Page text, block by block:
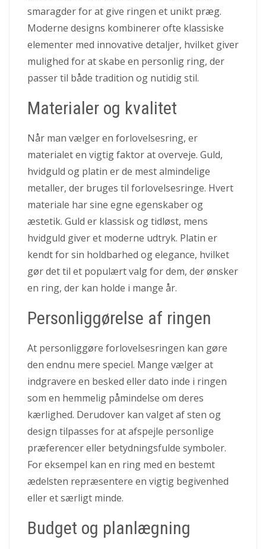
smaragder for at give ringen et unikt præg.
Moderne designs kombinerer ofte klassiske
elementer med innovative detaljer, hvilket giver
mulighed for at skabe en personlig ring, der
passer til både tradition og nutidig stil.
Materialer og kvalitet
Når man vælger en forlovelsesring, er
materialet en vigtig faktor at overveje. Guld,
hvidguld og platin er de mest almindelige
metaller, der bruges til forlovelsesringe. Hvert
materiale har sine egne egenskaber og
æstetik. Guld er klassisk og tidløst, mens
hvidguld giver et moderne udtryk. Platin er
kendt for sin holdbarhed og elegance, hvilket
gør det til et populært valg for dem, der ønsker
en ring, der kan holde i mange år.
Personliggørelse af ringen
At personliggøre forlovelsesringen kan gøre
den endnu mere speciel. Mange vælger at
indgravere en besked eller dato inde i ringen
som en hemmelig påmindelse om deres
kærlighed. Derudover kan valget af sten og
design tilpasses for at afspejle personlige
præferencer eller betydningsfulde symboler.
For eksempel kan en ring med en bestemt
ædelsten repræsentere en vigtig begivenhed
eller et særligt minde.
Budget og planlægning